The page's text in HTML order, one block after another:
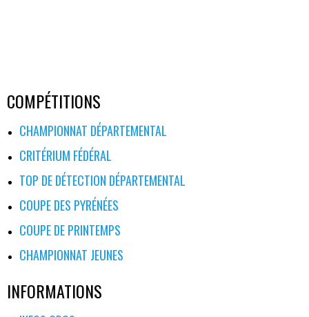
COMPÉTITIONS
CHAMPIONNAT DÉPARTEMENTAL
CRITÉRIUM FÉDÉRAL
TOP DE DÉTECTION DÉPARTEMENTAL
COUPE DES PYRÉNÉES
COUPE DE PRINTEMPS
CHAMPIONNAT JEUNES
INFORMATIONS